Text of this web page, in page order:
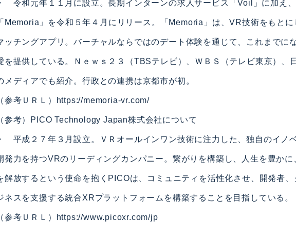
・ 令和元年１１月に設立。長期インターンの求人サービス「Voil」に加え
「Memoria」を令和５年４月にリリース。「Memoria」は、VR技術をもと
ッチングアプリ。バーチャルならではのデート体験を通じて、これまでに
を提供している。Ｎｅｗｓ２３（TBSテレビ）、ＷＢＳ（テレビ東京）、
メディアでも紹介。行政との連携は京都市が初。
（参考ＵＲＬ） https://memoria-vr.com/
（参考）PICO Technology Japan株式会社について
・ 平成２７年３月設立。ＶＲオールインワン技術に注力した、独自のイノ
発力を持つVRのリーディングカンパニー。繋がりを構築し、人生を豊かに
解放するという使命を抱くPICOは、コミュニティを活性化させ、開発者
ネスを支援する統合XRプラットフォームを構築することを目指している。
（参考ＵＲＬ） https://www.picoxr.com/jp